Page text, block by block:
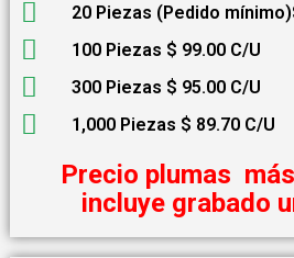
20 Piezas (Pedido
100 Piezas $ 99.00 C/U
300 Piezas $ 95.00 C/U
1,000 Piezas $ 89.70 C/U
Precio plumas
incluye grabado